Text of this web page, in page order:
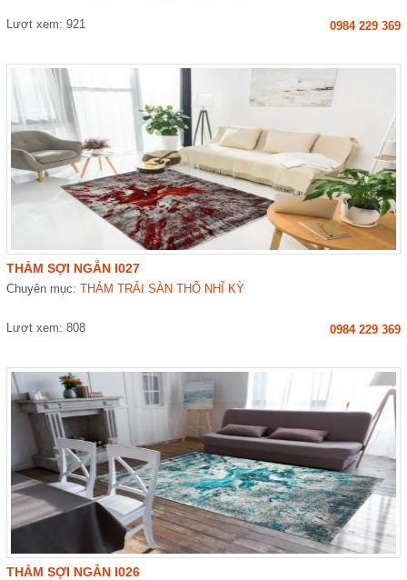
Lượt xem: 921 0984 229 369
THẢM SỢI NGẮN I027
Chuyên mục:THẢM TRẢI SÀN THỔ NHĨ KỲ
Lượt xem: 808 0984 229 369
THẢM SỢI NGẮN I026